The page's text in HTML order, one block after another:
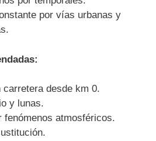
por vías urbanas y
desde km 0.
y lunas.
fenómenos atmosféricos.